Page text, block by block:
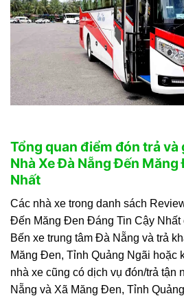
Tổng quan điểm đón trả và
Nhà Xe Đà Nẵng Đến
Nhất
Các nhà xe trong danh sách
Đến Măng Đen Đáng Tin Cậy Nhất
Bến xe trung tâm Đà Nẵng và trả
Măng Đen, Tỉnh Quảng Ngãi hoặc
nhà xe cũng có dịch vụ đón/trả tận
Nẵng và Xã Măng Đen, Tỉnh